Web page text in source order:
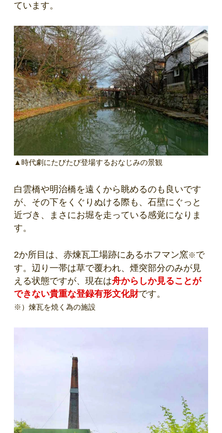
ています。
▲時代劇にたびたび登場するおなじみの景観
白雲橋や明治橋を遠くから眺めるのも良いです
が、その下をくぐりぬける際も、石壁にぐっと
近づき、まさにお堀を走っている感覚になりま
す。
2か所目は、赤煉瓦工場跡にあるホフマン窯※で
す。辺り一帯は草で覆われ、煙突部分のみが見
える状態ですが、現在は舟からしか見ることが
できない貴重な登録有形文化財です。
※）煉瓦を焼く為の施設